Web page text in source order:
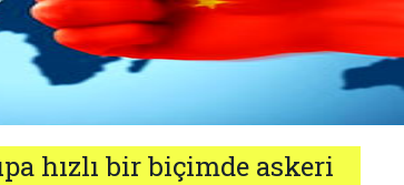
hızlı bir biçimde askeri